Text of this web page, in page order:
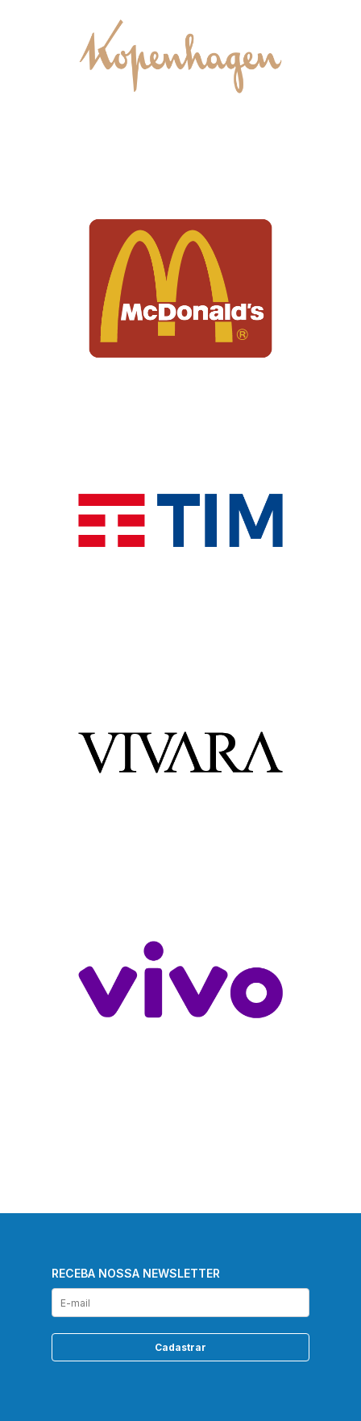
RECEBA NOSSA NEWSLETTER
Cadastrar